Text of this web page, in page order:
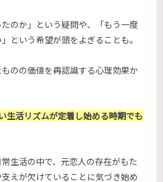
のか」という疑問や、「もう一度
という希望が頭をよぎることも。
のの価値を再認識する心理効果か
生活リズムが定着し始める時期でも
生活の中で、元恋人の存在がもた
えが欠けていることに気づき始め